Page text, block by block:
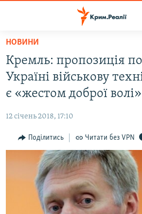
Перейти
основного
матеріалу
Перейти
до
основної
Перейти
до
пошуку
ВОДА.КРИМ
ВІДЕО ТА ФОТО
БЛОГИ
ПОГЛЯД
ІНТЕРВ'Ю
ВСЕ ЗА ДЕНЬ
СПЕЦПРОЕКТИ
ДЕПОРТАЦІЯ
ЯК ОБІЙТИ БЛОКУВАННЯ
НОВИНИ
Кремль: пропозиція
Україні військову
є «жестом доброї волі»
12 січень 2018, 17:10
Поділитись Читати без VPN